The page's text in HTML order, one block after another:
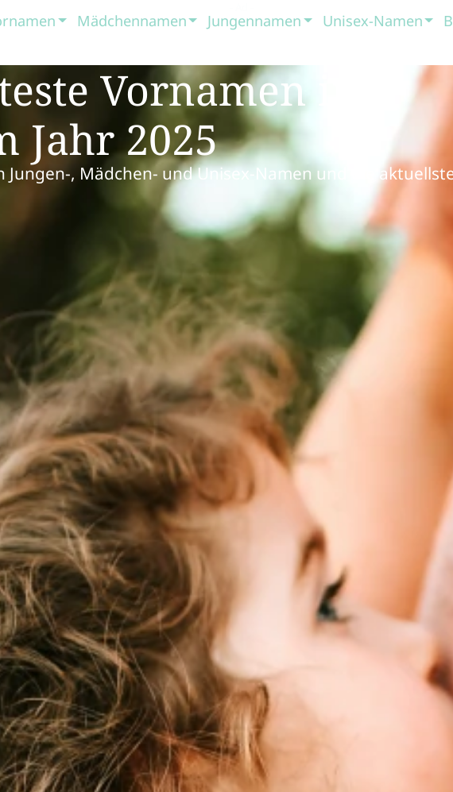
Mädchennamen Jungennamen Unisex-Namen
Vornamen in
Jahr 2025
Jungen-, Mädchen- und Unisex-Namen und die